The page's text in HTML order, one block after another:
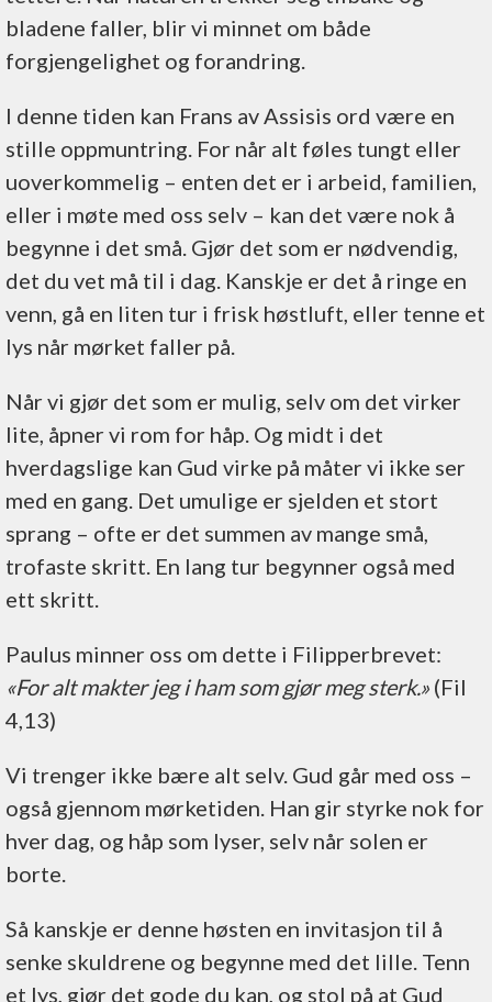
bladene faller, blir vi minnet om både
forgjengelighet og forandring.
I denne tiden kan Frans av Assisis ord være en
stille oppmuntring. For når alt føles tungt eller
uoverkommelig – enten det er i arbeid, familien,
eller i møte med oss selv – kan det være nok å
begynne i det små. Gjør det som er nødvendig,
det du vet må til i dag. Kanskje er det å ringe en
venn, gå en liten tur i frisk høstluft, eller tenne et
lys når mørket faller på.
Når vi gjør det som er mulig, selv om det virker
lite, åpner vi rom for håp. Og midt i det
hverdagslige kan Gud virke på måter vi ikke ser
med en gang. Det umulige er sjelden et stort
sprang – ofte er det summen av mange små,
trofaste skritt. En lang tur begynner også med
ett skritt.
Paulus minner oss om dette i Filipperbrevet:
«For alt makter jeg i ham som gjør meg sterk.» (Fil
4,13)
Vi trenger ikke bære alt selv. Gud går med oss –
også gjennom mørketiden. Han gir styrke nok for
hver dag, og håp som lyser, selv når solen er
borte.
Så kanskje er denne høsten en invitasjon til å
senke skuldrene og begynne med det lille. Tenn
et lys, gjør det gode du kan, og stol på at Gud